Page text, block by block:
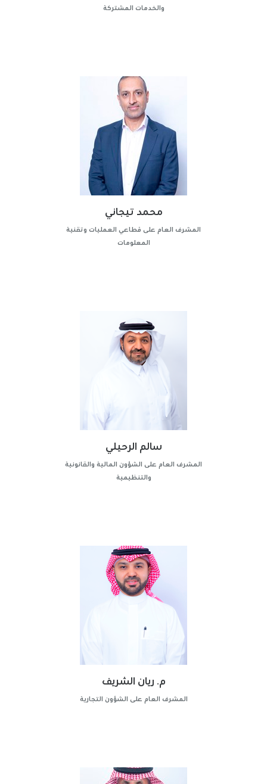
والخدمات المشتركة
محمد تيجاني
المشرف العام على قطاعي العمليات وتقنية
المعلومات
سالم الرحيلي
المشرف العام على الشؤون المالية والقانونية
والتنظيمية
م. ريان الشريف
المشرف العام على الشؤون التجارية